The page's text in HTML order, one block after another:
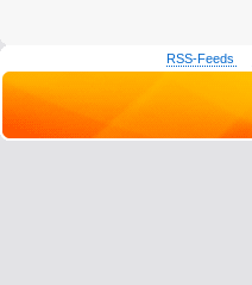
RSS-Feeds